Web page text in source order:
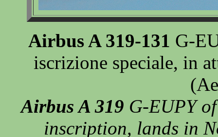
Airbus A 319-131 G-
iscrizione speciale, in
Airbus A 319 G-EUPY
inscription, lands in